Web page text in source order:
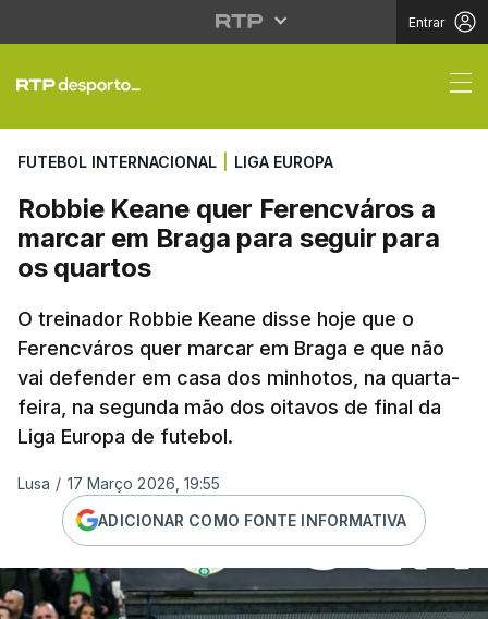
Entrar
Robbie Keane quer
FUTEBOL INTERNACIONAL LIGA EUROPA
Robbie Keane quer Ferencváros a
marcar em Braga para seguir para
os quartos
O treinador Robbie Keane disse hoje que o
Ferencváros quer marcar em Braga e que não
vai defender em casa dos minhotos, na quarta-
feira, na segunda mão dos oitavos de final da
Liga Europa de futebol.
Lusa / 17 Março 2026, 19:55
ADICIONAR COMO FONTE INFORMATIVA